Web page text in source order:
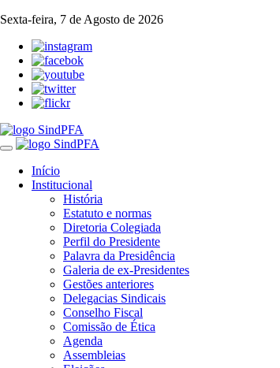
Sexta-feira, 7 de Agosto de 2026
Toggle
navigation
Início
Institucional
História
Estatuto e normas
Diretoria Colegiada
Perfil do Presidente
Palavra da Presidência
Galeria de ex-Presidentes
Gestões anteriores
Delegacias Sindicais
Conselho Fiscal
Comissão de Ética
Agenda
Assembleias